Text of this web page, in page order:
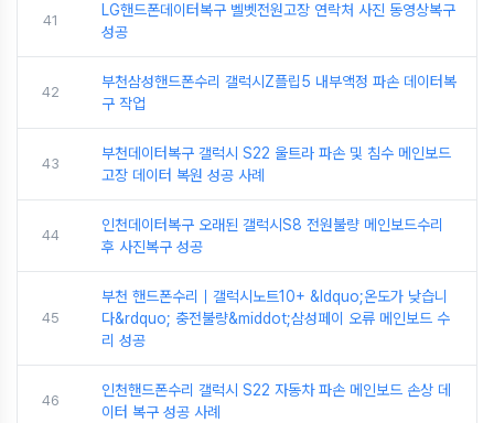
41
LG핸드폰데이터복구 벨벳전원고장 연락처 사진 동영상복구
성공
42
부천삼성핸드폰수리 갤럭시Z플립5 내부액정 파손 데이터복
구 작업
43
부천데이터복구 갤럭시 S22 울트라 파손 및 침수 메인보드
고장 데이터 복원 성공 사례
44
인천데이터복구 오래된 갤럭시S8 전원불량 메인보드수리
후 사진복구 성공
45
부천 핸드폰수리｜갤럭시노트10+ &ldquo;온도가 낮습니
다&rdquo; 충전불량&middot;삼성페이 오류 메인보드 수
리 성공
46
인천핸드폰수리 갤럭시 S22 자동차 파손 메인보드 손상 데
이터 복구 성공 사례